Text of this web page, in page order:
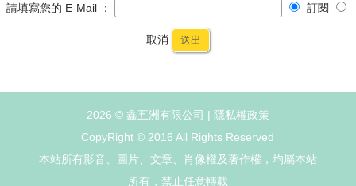
請填寫您的 E-Mail ： 訂閱
取消 送出
2026 © 鑫五洲有限公司 | 隱私權政策
CopyRight © 2016 All Rights Reserved
本站所有影音、圖片、文章、肖像權及著作權，均屬本站
所有，禁止任意轉載